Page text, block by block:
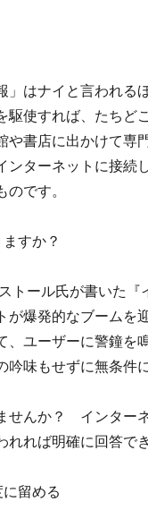
」はナイと言われる
駆使すれば、たちど
や書店に出かけて専
ンターネットに接
です。
すか？
トール氏が書いた
が爆発的なブームを
、ユーザーに警鐘を
味もせずに無条件
せんか？ インター
れれば明確に回答で
留める